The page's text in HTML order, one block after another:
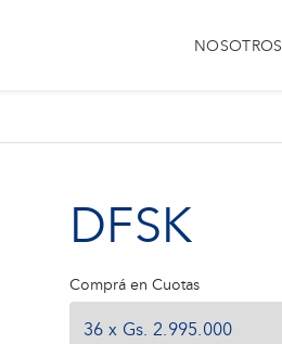
NOSOTROS
DFSK
Comprá en Cuotas